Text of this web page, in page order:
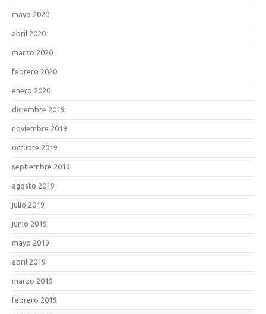
mayo 2020
abril 2020
marzo 2020
febrero 2020
enero 2020
diciembre 2019
noviembre 2019
octubre 2019
septiembre 2019
agosto 2019
julio 2019
junio 2019
mayo 2019
abril 2019
marzo 2019
febrero 2019